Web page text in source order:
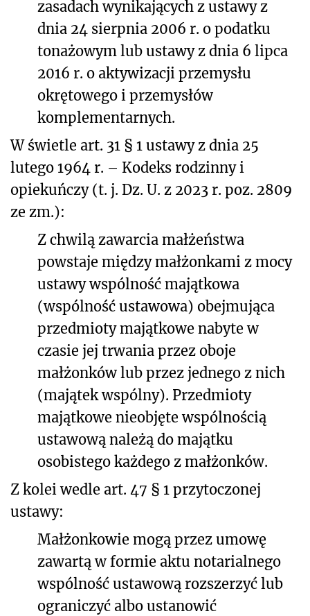
zasadach wynikających z ustawy z
dnia 24 sierpnia 2006 r. o podatku
tonażowym lub ustawy z dnia 6 lipca
2016 r. o aktywizacji przemysłu
okrętowego i przemysłów
komplementarnych.
W świetle art. 31 § 1 ustawy z dnia 25
lutego 1964 r. – Kodeks rodzinny i
opiekuńczy (t. j. Dz. U. z 2023 r. poz. 2809
ze zm.):
Z chwilą zawarcia małżeństwa
powstaje między małżonkami z mocy
ustawy wspólność majątkowa
(wspólność ustawowa) obejmująca
przedmioty majątkowe nabyte w
czasie jej trwania przez oboje
małżonków lub przez jednego z nich
(majątek wspólny). Przedmioty
majątkowe nieobjęte wspólnością
ustawową należą do majątku
osobistego każdego z małżonków.
Z kolei wedle art. 47 § 1 przytoczonej
ustawy:
Małżonkowie mogą przez umowę
zawartą w formie aktu notarialnego
wspólność ustawową rozszerzyć lub
ograniczyć albo ustanowić